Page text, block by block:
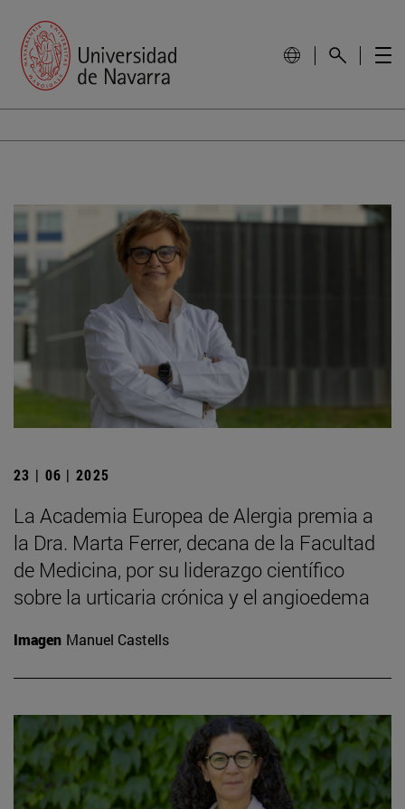
23 | 06 | 2025
La Academia Europea de Alergia premia a
la Dra. Marta Ferrer, decana de la Facultad
de Medicina, por su liderazgo científico
sobre la urticaria crónica y el angioedema
Imagen Manuel Castells